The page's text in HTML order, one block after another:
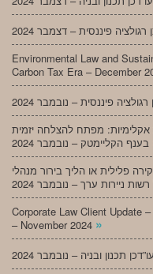
Environmental Law and
Carbon Tax Era – December
אקלימיות: מפתח להצלחה יזמית
פלילית או הליך בירור מנהלי
Corporate Law Client Update
– November 2024 »